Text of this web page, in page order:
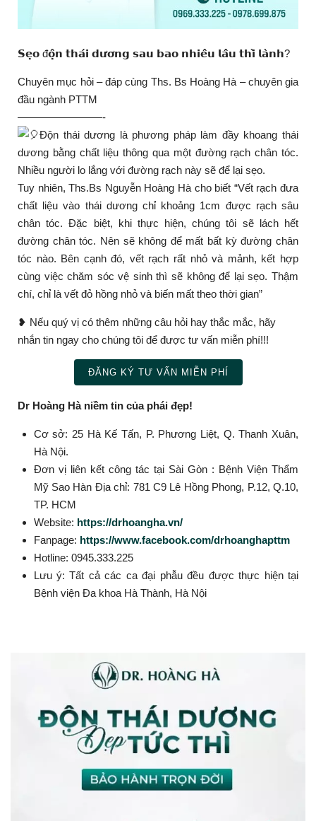
𝗦𝗲̣𝗼 đ𝗼̣̂𝗻 𝘁𝗵𝗮́𝗶 𝗱𝘂̛𝗼̛𝗻𝗴 𝘀𝗮𝘂 𝗯𝗮𝗼 𝗻𝗵𝗶𝗲̂𝘂 𝗹𝗮̂𝘂 𝘁𝗵𝗶̀ 𝗹𝗮̀𝗻𝗵?
Chuyên mục hỏi – đáp cùng Ths. Bs Hoàng Hà – chuyên gia
đầu ngành PTTM
————————-
Độn thái dương là phương pháp làm đầy khoang thái
dương bằng chất liệu thông qua một đường rạch chân tóc.
Nhiều người lo lắng với đường rạch này sẽ để lại sẹo.
Tuy nhiên, Ths.Bs Nguyễn Hoàng Hà cho biết “Vết rạch đưa
chất liệu vào thái dương chỉ khoảng 1cm được rạch sâu
chân tóc. Đặc biệt, khi thực hiện, chúng tôi sẽ lách hết
đường chân tóc. Nên sẽ không để mất bất kỳ đường chân
tóc nào. Bên cạnh đó, vết rạch rất nhỏ và mảnh, kết hợp
cùng việc chăm sóc vệ sinh thì sẽ không để lại sẹo. Thậm
chí, chỉ là vết đỏ hồng nhỏ và biến mất theo thời gian”
❥ Nếu quý vị có thêm những câu hỏi hay thắc mắc, hãy
nhắn tin ngay cho chúng tôi để được tư vấn miễn phí!!!
ĐĂNG KÝ TƯ VẤN MIỄN PHÍ
Dr Hoàng Hà niềm tin của phái đẹp!
Cơ sở: 25 Hà Kế Tấn, P. Phương Liệt, Q. Thanh Xuân,
Hà Nội.
Đơn vị liên kết công tác tại Sài Gòn : Bệnh Viện Thẩm
Mỹ Sao Hàn Địa chỉ: 781 C9 Lê Hồng Phong, P.12, Q.10,
TP. HCM
Website: https://drhoangha.vn/
Fanpage: https://www.facebook.com/drhoanghapttm
Hotline: 0945.333.225
Lưu ý: Tất cả các ca đại phẫu đều được thực hiện tại
Bệnh viện Đa khoa Hà Thành, Hà Nội